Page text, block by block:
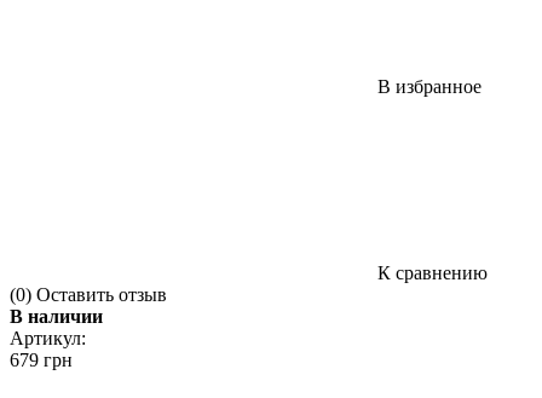
В избранное
К сравнению
(0) Оставить отзыв
В наличии
Артикул:
679 грн